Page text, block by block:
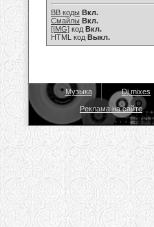
BB коды Вкл.
Смайлы Вкл.
[IMG] код Вкл.
HTML код Выкл.
Музыка Dj mixes
Реклама на сайте